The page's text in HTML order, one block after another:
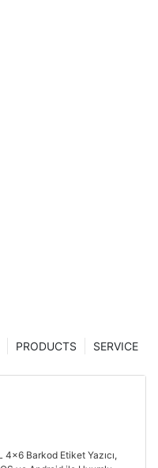
SERVICE
PRODUCTS